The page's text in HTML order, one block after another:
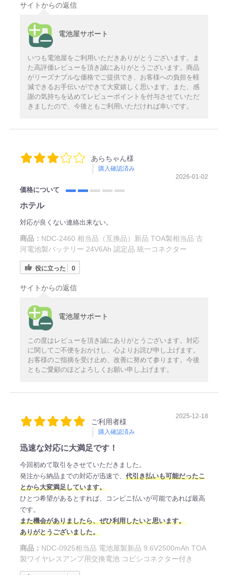
サイトからの返信
電池屋サポート
いつも電池屋をご利用いただきありがとうございます。ま
た高評価レビューを頂き誠にありがとうございます。商品
がリーズナブルな価格でご提供でき、お客様への負担を軽
減できるお手伝いができて大変嬉しく思います。また、感
謝の気持ちを込めてレビューポイントを付与させていただ
きましたので、今後ともご利用いただければ幸いです。
あらちゃん様
購入確認済み
2026-01-02
価格について
ホテル
対応が良くない連絡出来ない。
商品： NDC-2460 相当品（互換品）新品 TOA製相当品 古
河電池製バッテリー 24V6Ah 認定品 統一コネクター
役に立った 0
サイトからの返信
電池屋サポート
この度はレビューを頂き誠にありがとうございます。対応
に関してご不便をおかけし、心よりお詫び申し上げます。
お客様のご指摘を受け止め、改善に努めて参ります。今後
ともご愛顧のほどよろしくお願い申し上げます。
ご利用者様
購入確認済み
2025-12-18
迅速な対応に大満足です！
今回初めて取引をさせていただきました。
発注から納品までの対応が迅速で、 代引き払いも可能だったこ
とから大変満足しています。
ひとつ希望があるとすれば、コンビニ払いが可能であれば最高
です。
また機会がありましたら、ぜひ利用したいと思います。
ありがとうございました。
商品： NDC-0925相当品 電池屋製新品 9.6V2500mAh TOA
製ワイヤレスアンプ用交換電池 コビシコネクター付き